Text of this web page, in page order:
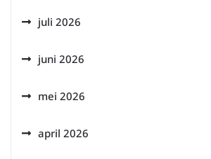
juli 2026
juni 2026
mei 2026
april 2026